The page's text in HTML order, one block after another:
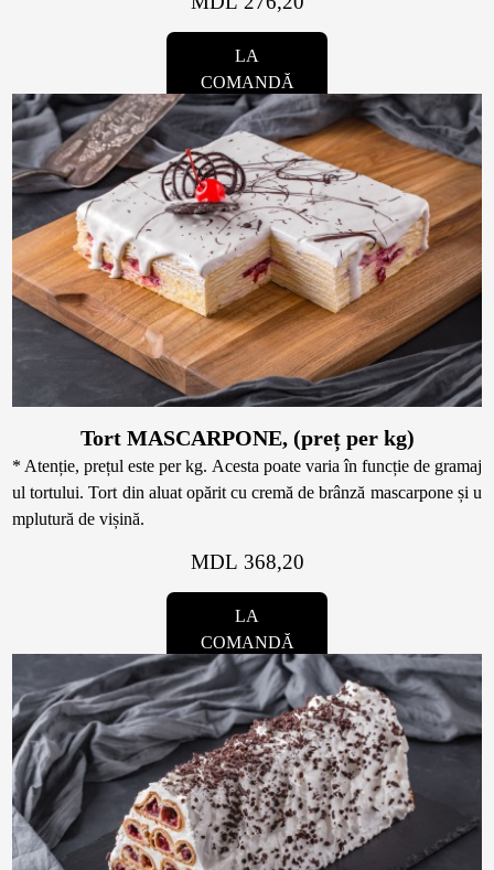
LA
COMANDĂ
Tort MASCARPONE, (preț per kg)
* Atenție, prețul este per kg. Acesta poate varia în funcție de gramaj
ul tortului. Tort din aluat opărit cu cremă de brânză mascarpone și u
mplutură de vișină.
MDL 368,20
LA
COMANDĂ